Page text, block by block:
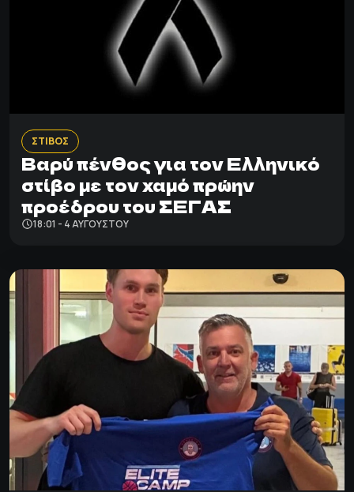
ΣΤΙΒΟΣ
Βαρύ πένθος για τον Ελληνικό
στίβο με τον χαμό πρώην
προέδρου του ΣΕΓΑΣ
18:01 - 4 ΑΥΓΟΎΣΤΟΥ